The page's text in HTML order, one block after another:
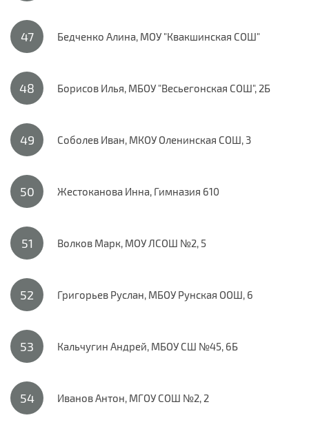
Бедченко Алина, МОУ "Квакшинская СОШ"
Борисов Илья, МБОУ "Весьегонская СОШ", 2Б
Соболев Иван, МКОУ Оленинская СОШ, 3
Жестоканова Инна, Гимназия 610
Волков Марк, МОУ ЛСОШ №2, 5
Григорьев Руслан, МБОУ Рунская ООШ, 6
Кальчугин Андрей, МБОУ СШ №45, 6Б
Иванов Антон, МГОУ СОШ №2, 2